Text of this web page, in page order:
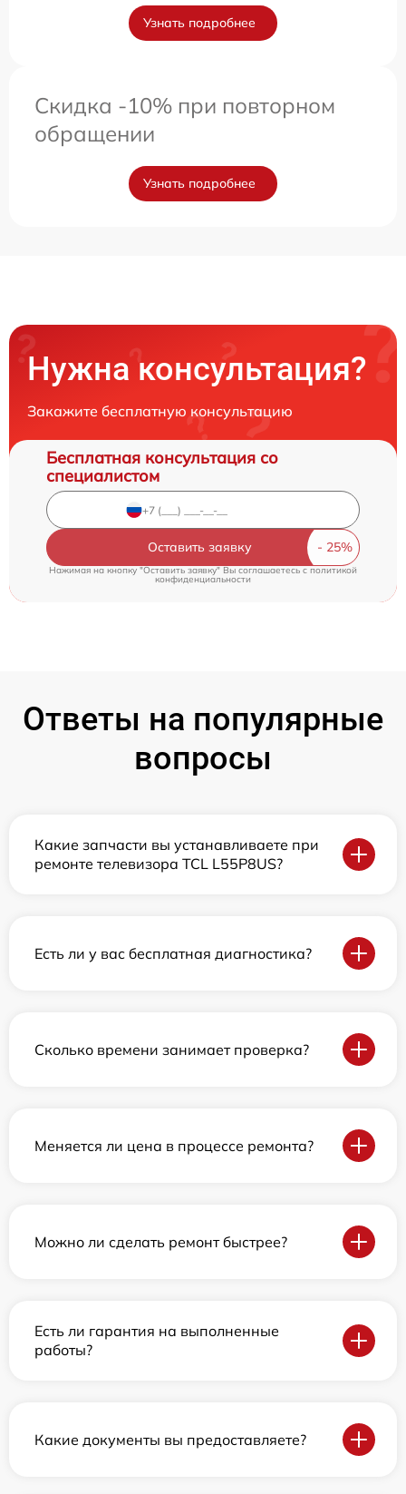
Узнать подробнее
Скидка -10% при повторном
обращении
Узнать подробнее
Нужна консультация?
Закажите бесплатную консультацию
Бесплатная консультация со
специалистом
Оставить заявку
Нажимая на кнопку "Оставить заявку" Вы соглашаетесь c политикой
конфиденциальности
Ответы на популярные
вопросы
Какие запчасти вы устанавливаете при
ремонте телевизора TCL L55P8US?
Есть ли у вас бесплатная диагностика?
Сколько времени занимает проверка?
Меняется ли цена в процессе ремонта?
Можно ли сделать ремонт быстрее?
Есть ли гарантия на выполненные
работы?
Какие документы вы предоставляете?